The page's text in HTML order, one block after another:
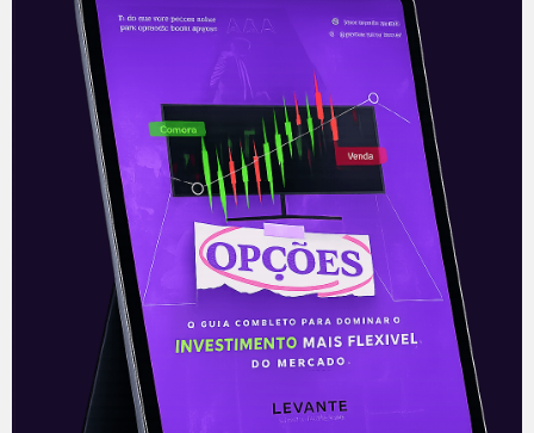
Leia mais
15/08/2021
E EU COM ISSO